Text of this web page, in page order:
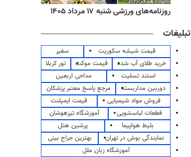
روزنامه‌های ورزشی شنبه ۱۷ مرداد ۱۴۰۵
تبلیغات
قیمت شیشه سکوریت
سفیر
خرید طلای آب شده
قیمت موکت
تور کربلا
استند تسلیت
مداحی اربعین
دوربین مداربسته
مرجع پاسخ معتبر پزشکان
فروش مواد شیمیایی
قیمت ایمپلنت
قطعات لباسشویی
آموزشگاه تیزهوشان
بلیط هواپیما
پرشین هتل
نمایندگی بوش در تهران
بهترین جراح بینی
آموزشگاه زبان ملل